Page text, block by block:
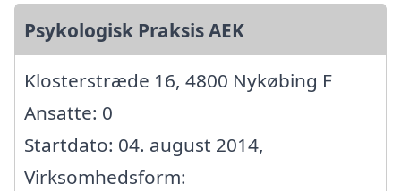
Psykologisk Praksis AEK
Klosterstræde 16, 4800 Nykøbing F
Ansatte: 0
Startdato: 04. august 2014,
Virksomhedsform: